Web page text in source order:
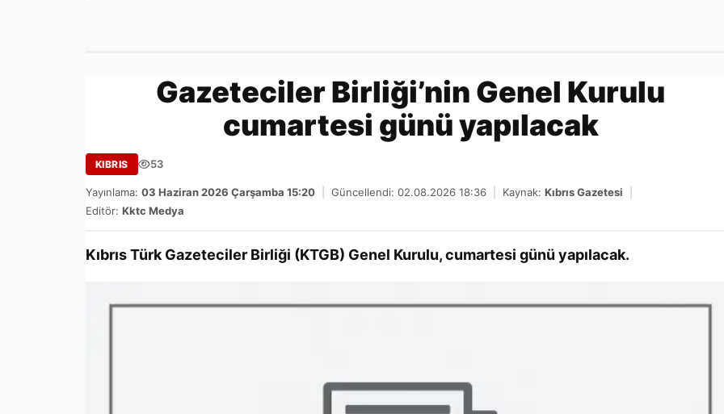
Gazeteciler Birliği’nin Genel Kurulu
cumartesi günü yapılacak
KIBRIS 53
Yayınlama: 03 Haziran 2026 Çarşamba 15:20 Güncellendi: 02.08.2026 18:36 Kaynak: Kıbrıs Gazetesi
Editör: Kktc Medya
Kıbrıs Türk Gazeteciler Birliği (KTGB) Genel Kurulu, cumartesi günü yapılacak.